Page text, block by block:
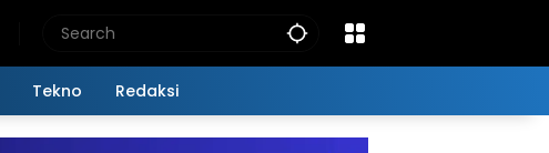
Tekno Redaksi